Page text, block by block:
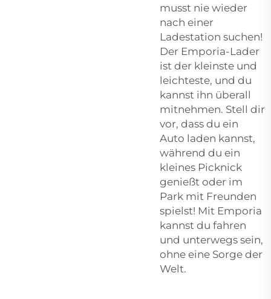
musst nie wieder
nach einer
Ladestation suchen!
Der Emporia-Lader
ist der kleinste und
leichteste, und du
kannst ihn überall
mitnehmen. Stell dir
vor, dass du ein
Auto laden kannst,
während du ein
kleines Picknick
genießt oder im
Park mit Freunden
spielst! Mit Emporia
kannst du fahren
und unterwegs sein,
ohne eine Sorge der
Welt.